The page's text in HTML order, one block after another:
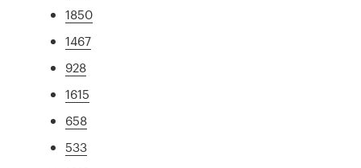
1850
1467
928
1615
658
533